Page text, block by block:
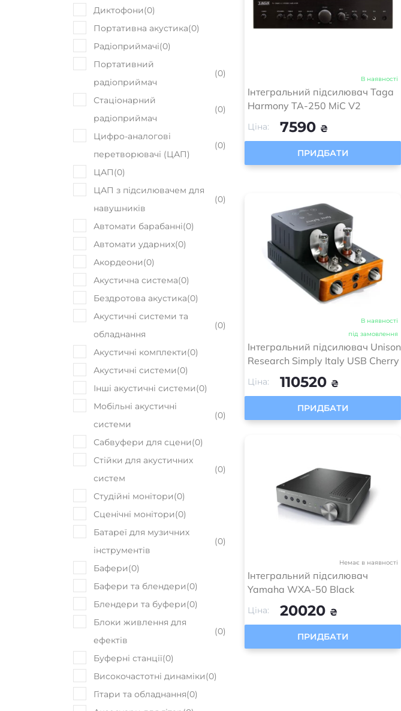
Диктофони(0)
Портативна акустика(0)
Радіоприймачі(0)
Портативний
радіоприймач
(0)
Стаціонарний
радіоприймач
(0)
Цифро-аналогові
перетворювачі (ЦАП)
(0)
ЦАП(0)
ЦАП з підсилювачем для
навушників
(0)
Автомати барабанні(0)
Автомати ударних(0)
Акордеони(0)
Акустична система(0)
Бездротова акустика(0)
Акустичні системи та
обладнання
(0)
Акустичні комплекти(0)
Акустичні системи(0)
Інші акустичні системи(0)
Мобільні акустичні
системи
(0)
Сабвуфери для сцени(0)
Стійки для акустичних
систем
(0)
Студійні монітори(0)
Сценічні монітори(0)
Батареї для музичних
інструментів
(0)
Бафери(0)
Бафери та блендери(0)
Блендери та буфери(0)
Блоки живлення для
ефектів
(0)
Буферні станції(0)
Високочастотні динаміки(0)
Гітари та обладнання(0)
В наявності
Інтегральний підсилювач Taga
Harmony TA-250 MiC V2
Ціна: 7590 ₴
ПРИДБАТИ
В наявності
під замовлення
Інтегральний підсилювач Unison
Research Simply Italy USB Cherry
Ціна: 110520 ₴
ПРИДБАТИ
Немає в наявності
Інтегральний підсилювач
Yamaha WXA-50 Black
Ціна: 20020 ₴
ПРИДБАТИ